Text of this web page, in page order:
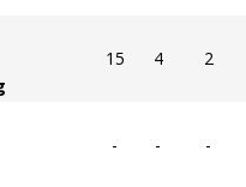
15 4 2
- - -